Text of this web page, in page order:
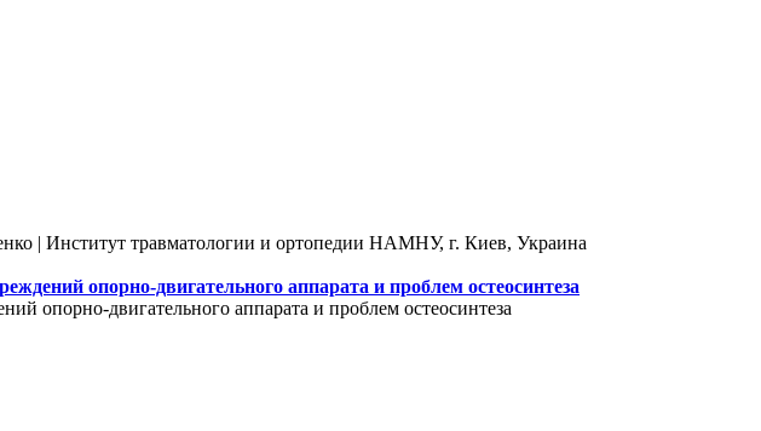
| Институт травматологии и ортопедии НАМНУ, г. Киев, Украина
опорно-двигательного аппарата и проблем остеосинтеза
опорно-двигательного аппарата и проблем остеосинтеза